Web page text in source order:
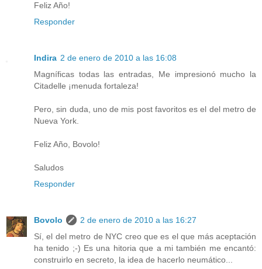
Feliz Año!
Responder
Indira 2 de enero de 2010 a las 16:08
Magníficas todas las entradas, Me impresionó mucho la
Citadelle ¡menuda fortaleza!
Pero, sin duda, uno de mis post favoritos es el del metro de
Nueva York.
Feliz Año, Bovolo!
Saludos
Responder
Bovolo
2 de enero de 2010 a las 16:27
Sí, el del metro de NYC creo que es el que más aceptación
ha tenido ;-) Es una hitoria que a mi también me encantó:
construirlo en secreto, la idea de hacerlo neumático...